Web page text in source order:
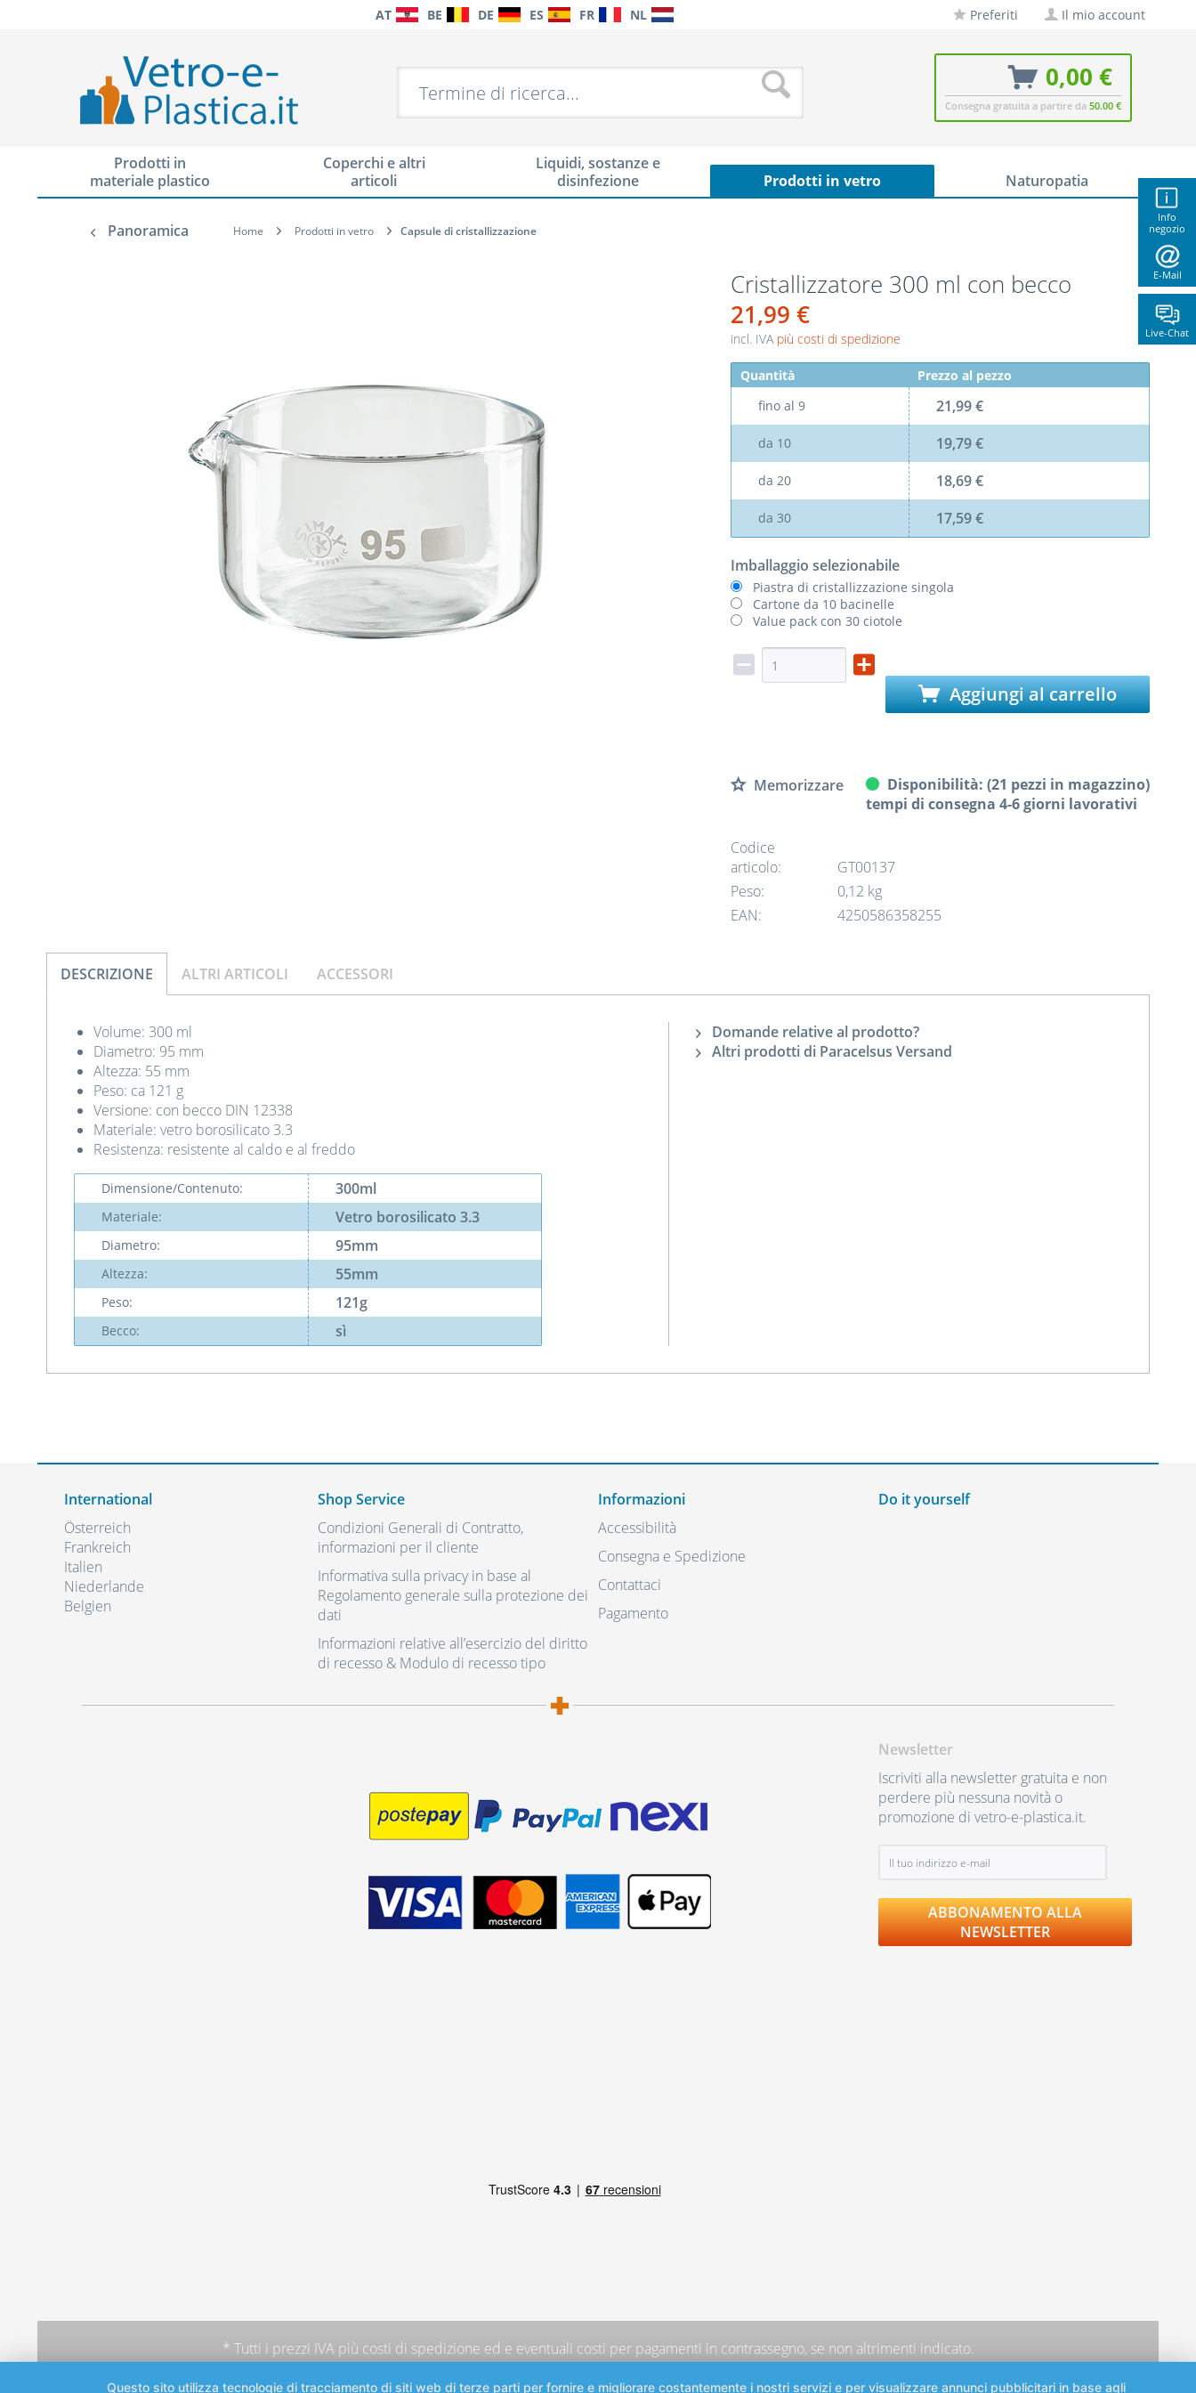
Info
negozio
E-Mail
Live-Chat
AT BE DE ES FR NL Preferiti Il mio account
0,00 €
Consegna gratuita a partire da 50.00 €
Prodotti in
materiale plastico
Coperchi e altri
articoli
Liquidi, sostanze e
disinfezione
Prodotti in vetro Naturopatia
Panoramica Home Prodotti in vetro Capsule di cristallizzazione
Cristallizzatore 300 ml con becco
21,99 €
incl. IVA più costi di spedizione
Quantità
Prezzo al pezzo
fino al 9 21,99 €
da 10 19,79 €
da 20 18,69 €
da 30 17,59 €
Imballaggio selezionabile
Piastra di cristallizzazione singola
Cartone da 10 bacinelle
Value pack con 30 ciotole
Aggiungi al carrello
Memorizzare
Disponibilità: (21 pezzi in magazzino)
tempi di consegna 4-6 giorni lavorativi
Codice
articolo:
GT00137
Peso:
0,12 kg
EAN:
4250586358255
DESCRIZIONE ALTRI ARTICOLI ACCESSORI
Volume: 300 ml
Diametro: 95 mm
Altezza: 55 mm
Peso: ca 121 g
Versione: con becco DIN 12338
Materiale: vetro borosilicato 3.3
Resistenza: resistente al caldo e al freddo
Dimensione/Contenuto: 300ml
Materiale: Vetro borosilicato 3.3
Diametro: 95mm
Altezza: 55mm
Peso: 121g
Becco: sì
Domande relative al prodotto?
Altri prodotti di Paracelsus Versand
International
Österreich
Frankreich
Italien
Niederlande
Belgien
Shop Service
Condizioni Generali di Contratto,
informazioni per il cliente
Informativa sulla privacy in base al
Regolamento generale sulla protezione dei
dati
Informazioni relative all’esercizio del diritto
di recesso & Modulo di recesso tipo
Informazioni
Accessibilità
Consegna e Spedizione
Contattaci
Pagamento
Do it yourself
Newsletter
Iscriviti alla newsletter gratuita e non
perdere più nessuna novità o
promozione di vetro-e-plastica.it.
ABBONAMENTO ALLA
NEWSLETTER
* Tutti i prezzi IVA più costi di spedizione ed e eventuali costi per pagamenti in contrassegno, se non altrimenti indicato.
Questo sito utilizza tecnologie di tracciamento di siti web di terze parti per fornire e migliorare costantemente i nostri servizi e per visualizzare annunci pubblicitari in base agli